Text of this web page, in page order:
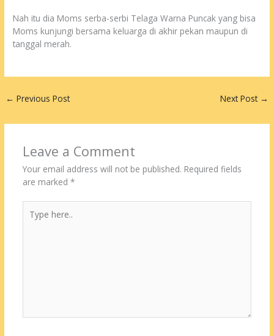
Nah itu dia Moms serba-serbi Telaga Warna Puncak yang bisa
Moms kunjungi bersama keluarga di akhir pekan maupun di
tanggal merah.
← Previous Post Next Post →
Leave a Comment
Your email address will not be published. Required fields
are marked *
here..